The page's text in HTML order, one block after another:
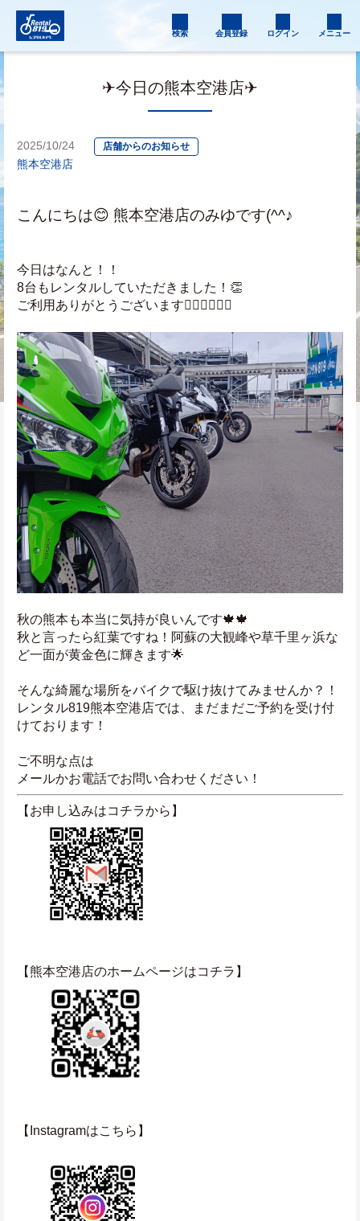
検索 会員登録 ログイン メニュー
✈今日の熊本空港店✈
2025/10/24 店舗からのお知らせ
熊本空港店
こんにちは😊 熊本空港店のみゆです(^^♪
今日はなんと！！
8台もレンタルしていただきました！👏
ご利用ありがとうございます🙇🏻‍♀️🙇🏻‍♂️
秋の熊本も本当に気持が良いんです🍁🍁
秋と言ったら紅葉ですね！阿蘇の大観峰や草千里ヶ浜な
ど一面が黄金色に輝きます🌟
そんな綺麗な場所をバイクで駆け抜けてみませんか？！
レンタル819熊本空港店では、まだまだご予約を受け付
けております！
ご不明な点は
メールかお電話でお問い合わせください！
【お申し込みはコチラから】
【熊本空港店のホームページはコチラ】
【Instagramはこちら】